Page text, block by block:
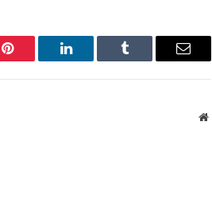
Pinterest LinkedIn Tumblr Email